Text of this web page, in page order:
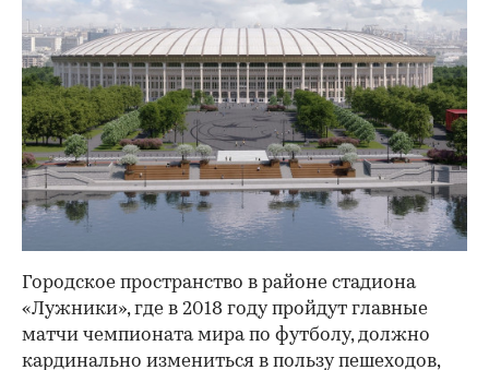
Городское пространство в районе стадиона
«Лужники», где в 2018 году пройдут главные
матчи чемпионата мира по футболу, должно
кардинально измениться в пользу пешеходов,